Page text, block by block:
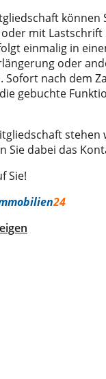
können
mit Lastschrift
einmalig in
oder
Sofort nach dem
gebuchte
stehen
Sie dabei das
Sie!
24